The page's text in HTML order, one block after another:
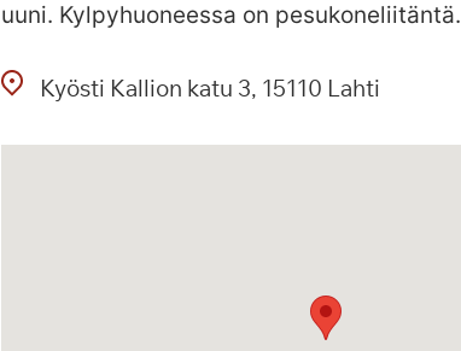
uuni. Kylpyhuoneessa on pesukoneliitäntä.
Kyösti Kallion katu 3 15110 Lahti